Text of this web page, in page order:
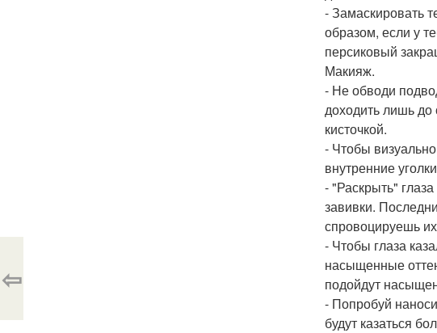
- Замаскировать
образом, если у
персиковый
Макияж.
- Не обводи
доходить лишь до
кисточкой.
- Чтобы
внутренние
- "Раскрыть"
завивки.
спровоцируешь
- Чтобы глаза
насыщенные
подойдут
- Попробуй
будут казаться
⇦